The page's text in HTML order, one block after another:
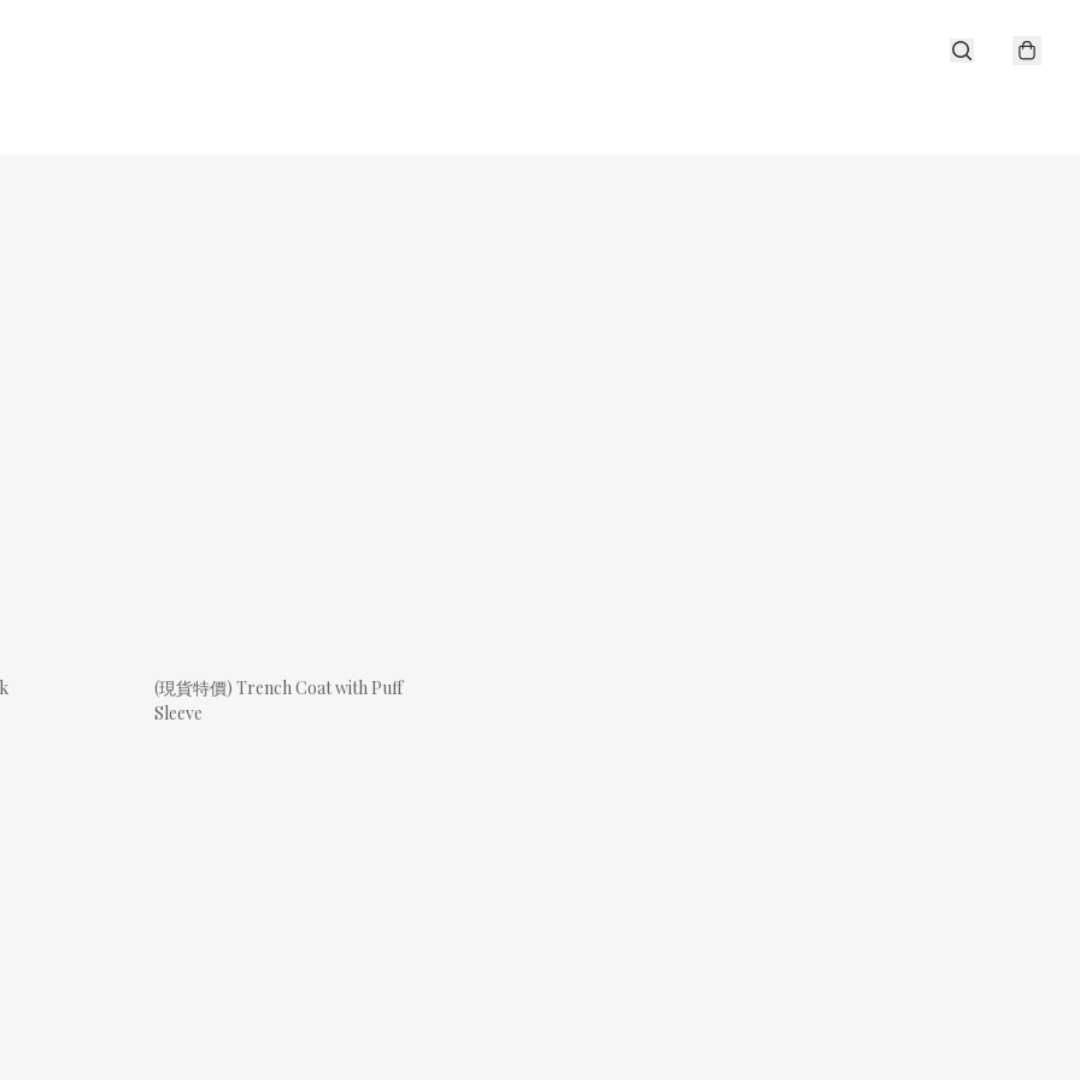
(現貨特價) Trench Coat with Puff
Sleeve